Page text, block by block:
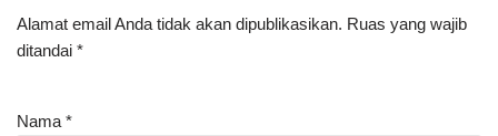
Alamat email Anda tidak akan dipublikasikan. Ruas yang wajib
ditandai *
Nama *